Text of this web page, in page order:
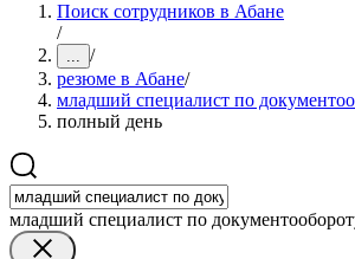
Поиск сотрудников в Абане
/
... /
резюме в Абане/
младший специалист по
полный день
младший специалист по